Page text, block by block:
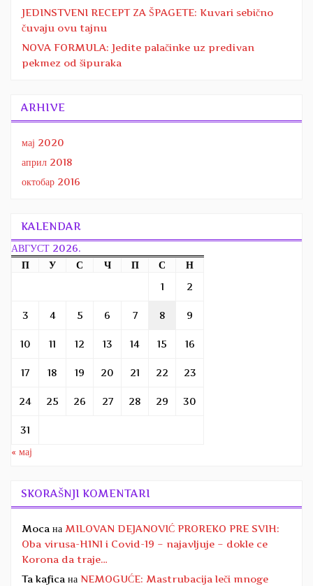
JEDINSTVENI RECEPT ZA ŠPAGETE: Kuvari sebično
čuvaju ovu tajnu
NOVA FORMULA: Jedite palačinke uz predivan
pekmez od šipuraka
ARHIVE
мај 2020
април 2018
октобар 2016
KALENDAR
АВГУСТ 2026.
П
У С Ч П С
Н
1
2
3 4 5 6 7 8 9
10 11 12 13 14 15 16
17 18 19 20 21 22 23
24 25 26 27 28 29 30
31
« мај
SKORAŠNJI KOMENTARI
Moca на MILOVAN DEJANOVIĆ PROREKO PRE SVIH:
Oba virusa-H1N1 i Covid-19 – najavljuje – dokle ce
Korona da traje…
Ta kafica на NEMOGUĆE: Mastrubacija leči mnoge